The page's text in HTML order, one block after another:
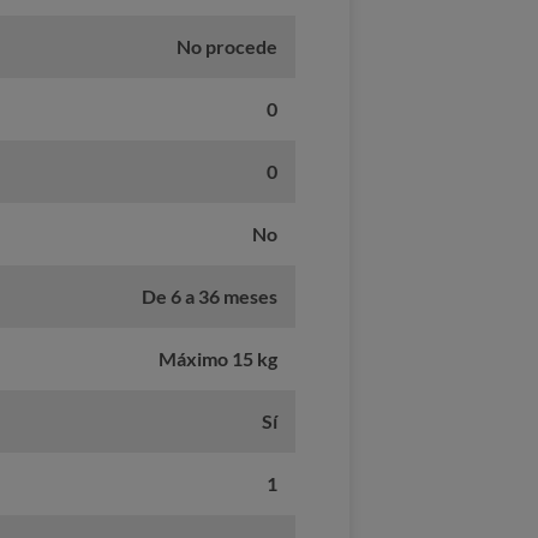
No procede
0
0
No
De 6 a 36 meses
Máximo 15 kg
Sí
1